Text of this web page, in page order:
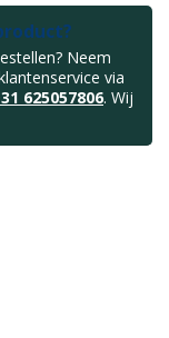
Neem
via
625057806. Wij